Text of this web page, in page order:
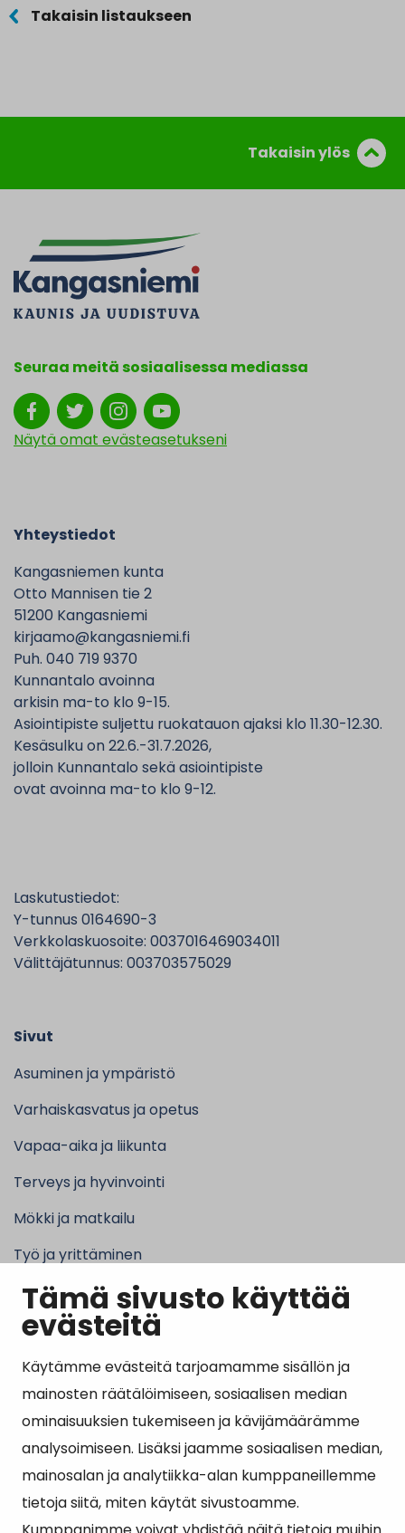
Tämä sivusto käyttää
evästeitä
Käytämme evästeitä tarjoamamme sisällön ja
mainosten räätälöimiseen, sosiaalisen median
ominaisuuksien tukemiseen ja kävijämäärämme
analysoimiseen. Lisäksi jaamme sosiaalisen median,
mainosalan ja analytiikka-alan kumppaneillemme
tietoja siitä, miten käytät sivustoamme.
Takaisin listaukseen
Takaisin ylös
Seuraa meitä sosiaalisessa mediassa
Näytä omat evästeasetukseni
Yhteystiedot
Kangasniemen kunta
Otto Mannisen tie 2
51200 Kangasniemi
kirjaamo@kangasniemi.fi
Puh. 040 719 9370
Kunnantalo avoinna
arkisin ma-to klo 9-15.
Asiointipiste suljettu ruokatauon ajaksi klo 11.30-12.30.
Kesäsulku on 22.6.-31.7.2026,
jolloin Kunnantalo sekä asiointipiste
ovat avoinna ma-to klo 9-12.
Laskutustiedot:
Y-tunnus 0164690-3
Verkkolaskuosoite: 0037016469034011
Välittäjätunnus: 003703575029
Sivut
Asuminen ja ympäristö
Varhaiskasvatus ja opetus
Vapaa-aika ja liikunta
Terveys ja hyvinvointi
Mökki ja matkailu
Työ ja yrittäminen
Kunta ja hallinto
Suosituimmat sivut
Esityslistat, pöytäkirjat, viranhaltijapäätökset ja
kuulutukset
Tietoa ja ohjeistusta koronavirukseen liittyen
Asiointipiste